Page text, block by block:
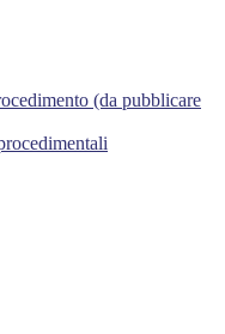
(da pubblicare